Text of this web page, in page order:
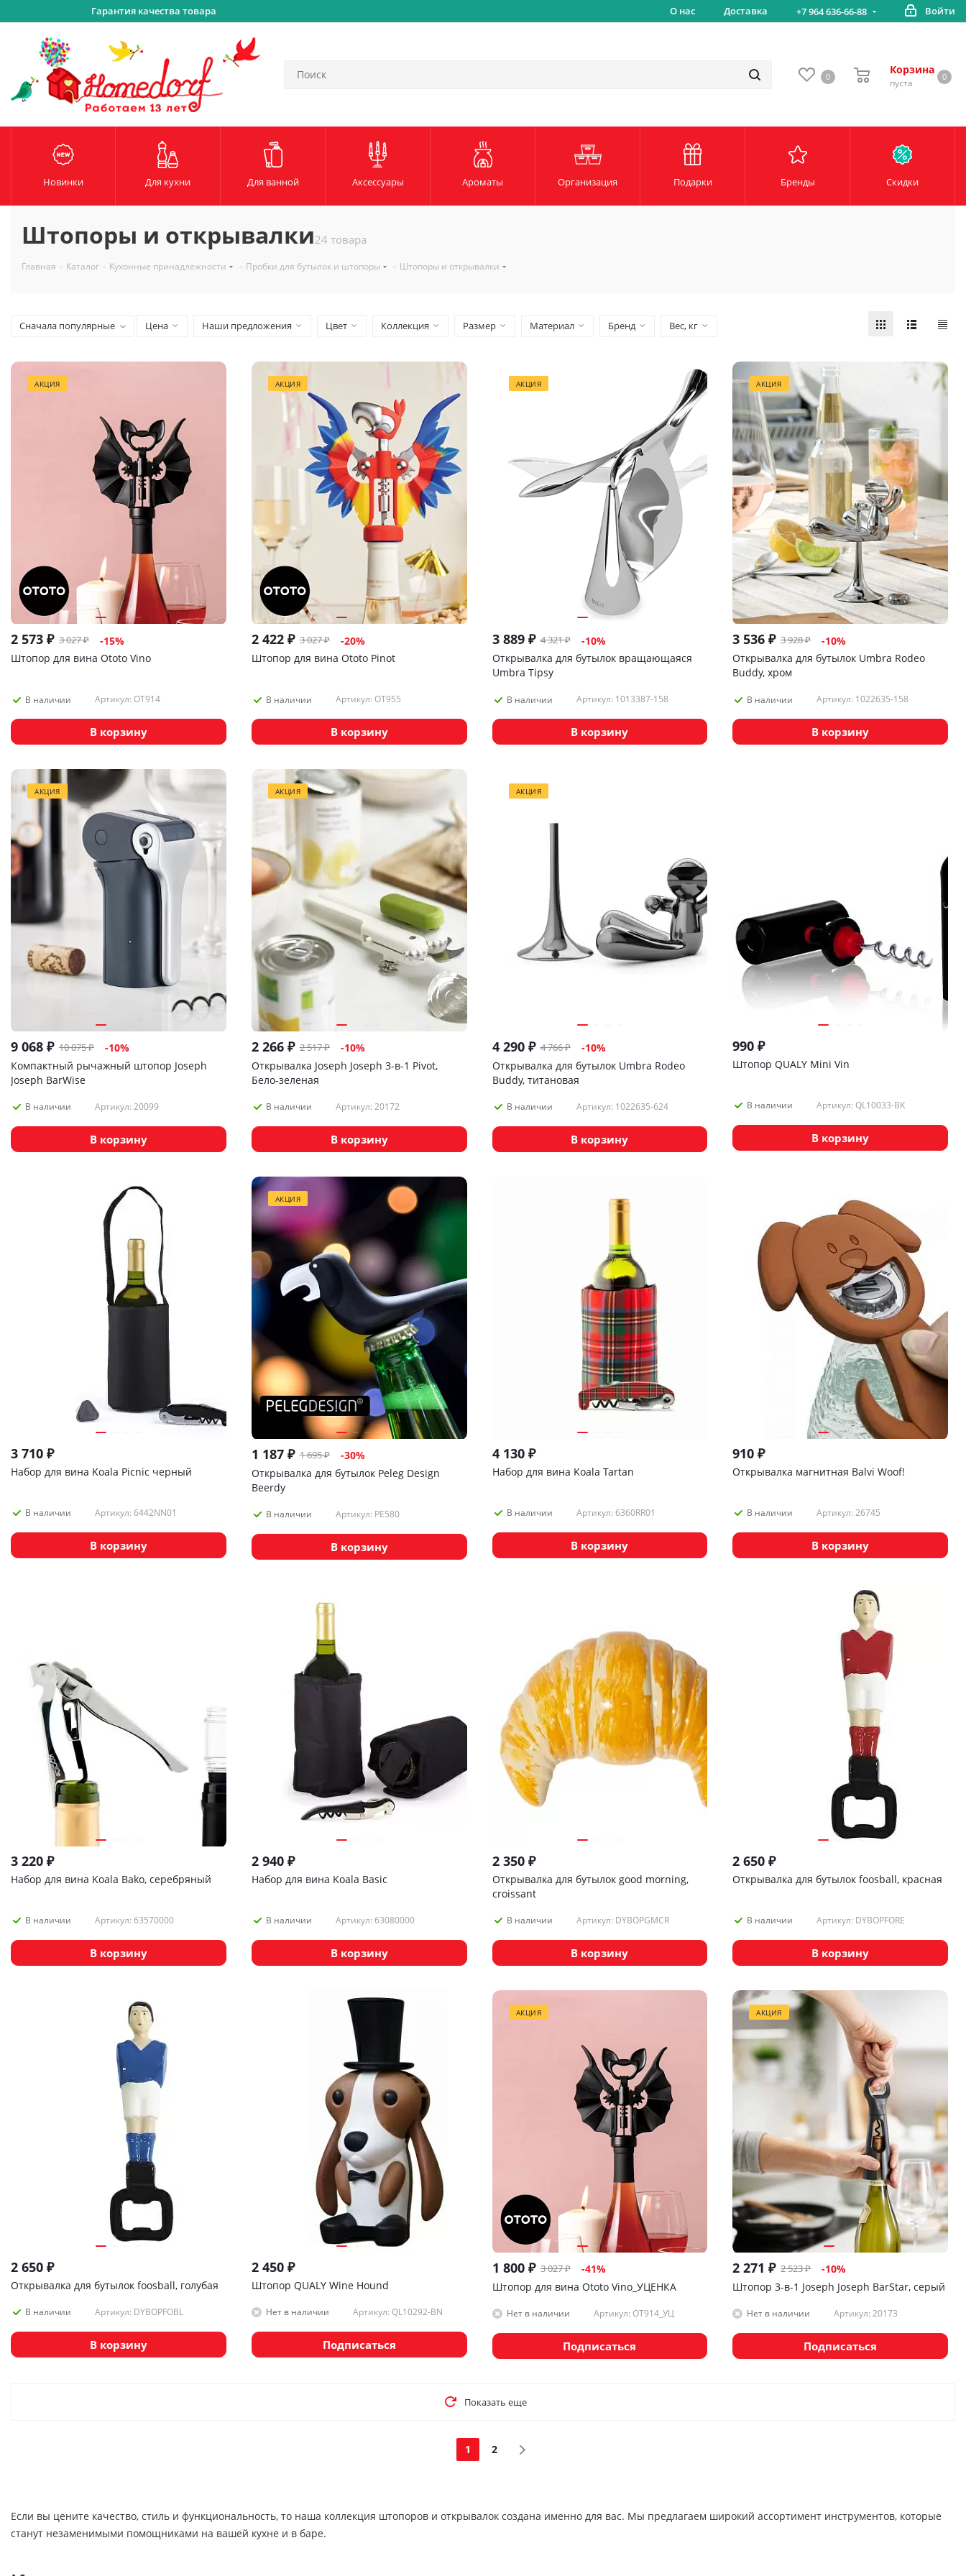
Гарантия качества товара О нас Доставка +7 964 636-66-88 Войти
0
Корзина
пуста
0
Новинки Для кухни Для ванной Аксессуары Ароматы Организация Подарки Бренды Скидки
Штопоры и открывалки24 товара
Главная - Каталог - Кухонные принадлежности - Пробки для бутылок и штопоры - Штопоры и открывалки
Сначала популярные Цена Наши предложения Цвет Коллекция Размер Материал Бренд Вес, кг
АКЦИЯ
2 573 ₽ 3 027₽ -15%
Штопор для вина Ototo Vino
В наличии Артикул: OT914
В корзину
АКЦИЯ
2 422₽ 3 027₽ -20%
Штопор для вина Ototo Pinot
В наличии Артикул: OT955
В корзину
АКЦИЯ
3 889₽ 4 321₽ -10%
Открывалка для бутылок вращающаяся
Umbra Tipsy
В наличии Артикул: 1013387-158
В корзину
АКЦИЯ
3 536 ₽ 3 928₽ -10%
Открывалка для бутылок Umbra Rodeo
Buddy, хром
В наличии Артикул: 1022635-158
В корзину
АКЦИЯ
9 068 ₽ 10 075₽ -10%
Компактный рычажный штопор Joseph
Joseph BarWise
В наличии Артикул: 20099
В корзину
АКЦИЯ
2 266₽ 2 517₽ -10%
Открывалка Joseph Joseph 3-в-1 Pivot,
Бело-зеленая
В наличии Артикул: 20172
В корзину
АКЦИЯ
4 290₽ 4 766₽ -10%
Открывалка для бутылок Umbra Rodeo
Buddy, титановая
В наличии Артикул: 1022635-624
В корзину
990 ₽
Штопор QUALY Mini Vin
В наличии Артикул: QL10033-BK
В корзину
3 710 ₽
Набор для вина Koala Picnic черный
В наличии Артикул: 6442NN01
В корзину
АКЦИЯ
1 187₽ 1 695₽ -30%
Открывалка для бутылок Peleg Design
Beerdy
В наличии Артикул: PE580
В корзину
4 130₽
Набор для вина Koala Tartan
В наличии Артикул: 6360RR01
В корзину
910 ₽
Открывалка магнитная Balvi Woof!
В наличии Артикул: 26745
В корзину
3 220 ₽
Набор для вина Koala Bako, серебряный
В наличии Артикул: 63570000
В корзину
2 940₽
Набор для вина Koala Basic
В наличии Артикул: 63080000
В корзину
2 350₽
Открывалка для бутылок good morning,
croissant
В наличии Артикул: DYBOPGMCR
В корзину
2 650 ₽
Открывалка для бутылок foosball, красная
В наличии Артикул: DYBOPFORE
В корзину
2 650 ₽
Открывалка для бутылок foosball, голубая
В наличии Артикул: DYBOPFOBL
В корзину
2 450₽
Штопор QUALY Wine Hound
Нет в наличии Артикул: QL10292-BN
Подписаться
АКЦИЯ
1 800₽ 3 027₽ -41%
Штопор для вина Ototo Vino_УЦЕНКА
Нет в наличии Артикул: OT914_УЦ
Подписаться
АКЦИЯ
2 271 ₽ 2 523₽ -10%
Штопор 3-в-1 Joseph Joseph BarStar, серый
Нет в наличии Артикул: 20173
Подписаться
Показать еще
1 2
Если вы цените качество, стиль и функциональность, то наша коллекция штопоров и открывалок создана именно для вас. Мы предлагаем широкий ассортимент инструментов, которые
станут незаменимыми помощниками на вашей кухне и в баре.